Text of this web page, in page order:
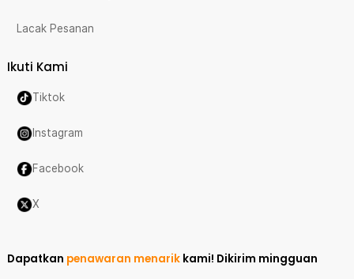
Lacak Pesanan
Ikuti Kami
Tiktok
Instagram
Facebook
X
Dapatkan penawaran menarik kami! Dikirim mingguan